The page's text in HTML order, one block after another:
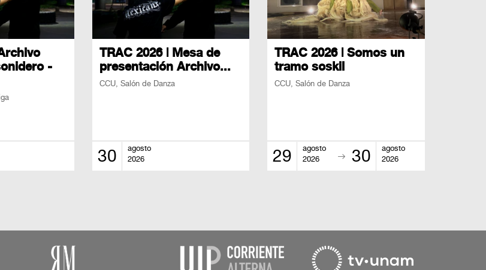
-
TRAC 2026 | Mesa de
presentación Archivo...
CCU, Salón de Danza
30
agosto
2026
TRAC 2026 | Somos un
tramo soskil
CCU, Salón de Danza
29
agosto
2026
30
agosto
2026